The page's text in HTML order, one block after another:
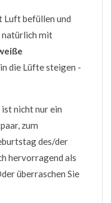
Luft befüllen und
natürlich mit
die Lüfte steigen -
ist nicht nur ein
zum
des/der
hervorragend als
überraschen Sie